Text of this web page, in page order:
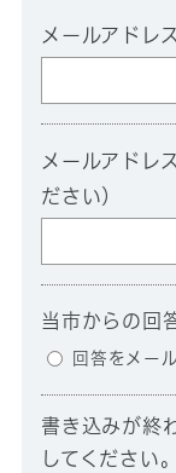
メールアドレ
メールアドレ
ださい）
当市からの回
回答をメー
書き込みが終
してください。